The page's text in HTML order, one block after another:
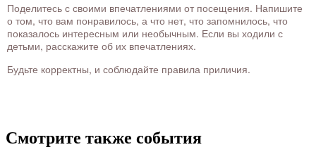
Поделитесь с своими впечатлениями от посещения. Напишите
о том, что вам понравилось, а что нет, что запомнилось, что
показалось интересным или необычным. Если вы ходили с
детьми, расскажите об их впечатлениях.
Будьте корректны, и соблюдайте правила приличия.
Смотрите также события